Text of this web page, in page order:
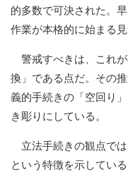
的多数で可決された。
作業が本格的に始まる見
警戒すべきは、これ
換」である点だ。その
義的手続きの「空回り
き彫りにしている。
立法手続きの観点で
という特徴を示してい